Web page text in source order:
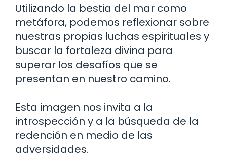
Utilizando la bestia del mar como
metáfora, podemos reflexionar sobre
nuestras propias luchas espirituales y
buscar la fortaleza divina para
superar los desafíos que se
presentan en nuestro camino.
Esta imagen nos invita a la
introspección y a la búsqueda de la
redención en medio de las
adversidades.